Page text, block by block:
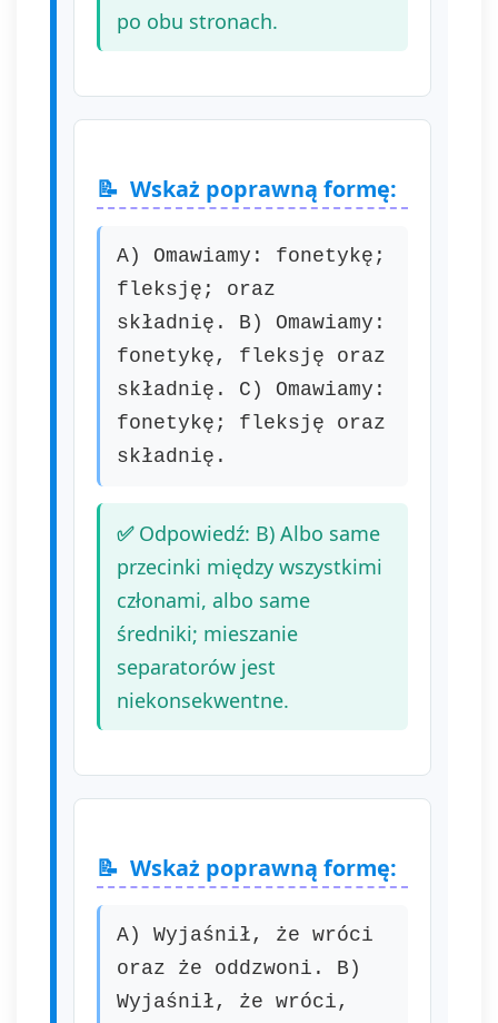
po obu stronach.
Wskaż poprawną formę:
A) Omawiamy: fonetykę;
fleksję; oraz
składnię. B) Omawiamy:
fonetykę, fleksję oraz
składnię. C) Omawiamy:
fonetykę; fleksję oraz
składnię.
Odpowiedź: B) Albo same
przecinki między wszystkimi
członami, albo same
średniki; mieszanie
separatorów jest
niekonsekwentne.
Wskaż poprawną formę:
A) Wyjaśnił, że wróci
oraz że oddzwoni. B)
Wyjaśnił, że wróci,